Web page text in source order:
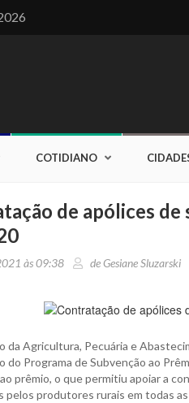
COTIDIANO
de apólices
às 09:38 de Gesiane Sluzarski
da Agricultura, Pecuária e
do Programa de Subvenção ao
prêmio, o que permitiu apoiar a
pelos produtores rurais em todas